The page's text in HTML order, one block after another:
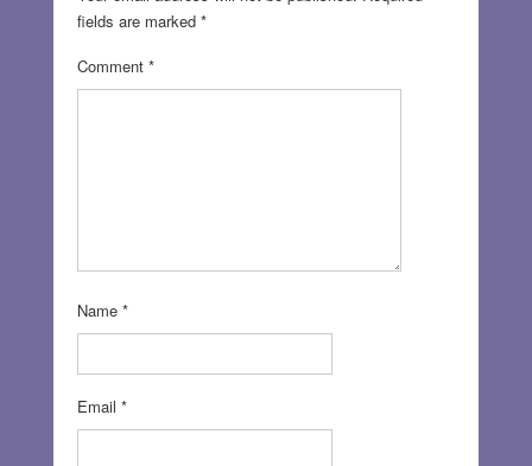
fields are marked *
Comment *
Name *
Email *